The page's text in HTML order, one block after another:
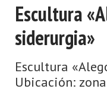
Escultura
siderurgia»
Escultura
Ubicación: